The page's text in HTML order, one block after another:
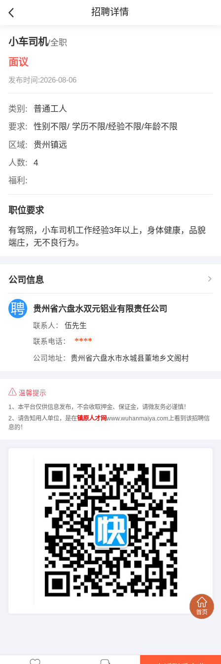
招聘详情
小车司机/全职
面议
发布时间:2026-08-06
类别:
普通工人
要求:
性别不限/ 学历不限/经验不限/年龄不限
区域:
贵州镇远
人数:
4
福利:
职位要求
有驾照，小车司机工作经验3年以上，身体健康，品貌
端庄，无不良行为。
公司信息
贵州省六盘水双元铝业有限责任公司
联系人： 伍先生
联系电话： ****
公司地址： 贵州省六盘水市水城县董地乡文阁村
温馨提示
1、本平台仅供信息发布，不会收取押金、保证金，请微友务必谨慎！
2、请告知用人单位，是在镇原人才网www.wuhanmaiya.com上看到该招聘信
息的！